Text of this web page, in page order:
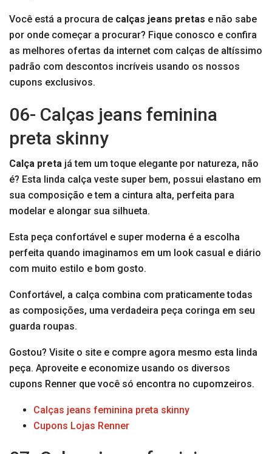
Você está a procura de calças jeans pretas e não sabe
por onde começar a procurar? Fique conosco e confira
as melhores ofertas da internet com calças de altíssimo
padrão com descontos incríveis usando os nossos
cupons exclusivos.
06- Calças jeans feminina
preta skinny
Calça preta já tem um toque elegante por natureza, não
é? Esta linda calça veste super bem, possui elastano em
sua composição e tem a cintura alta, perfeita para
modelar e alongar sua silhueta.
Esta peça confortável e super moderna é a escolha
perfeita quando imaginamos em um look casual e diário
com muito estilo e bom gosto.
Confortável, a calça combina com praticamente todas
as composições, uma verdadeira peça coringa em seu
guarda roupas.
Gostou? Visite o site e compre agora mesmo esta linda
peça. Aproveite e economize usando os diversos
cupons Renner que você só encontra no cupomzeiros.
Calças jeans feminina preta skinny
Cupons Lojas Renner